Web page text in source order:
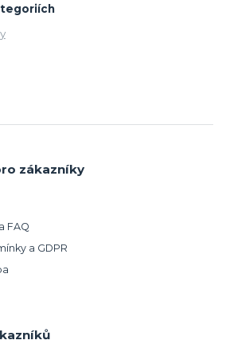
zákazníky
FAQ
a GDPR